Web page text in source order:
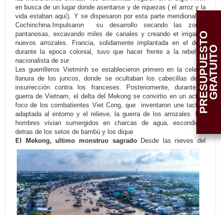
en busca de un lugar donde asentarse y de riquezas ( el arroz y la
vida estaban aquí). Y se dispesaron por esta parte meridional de
Cochinchina.Impulsaron su desarrollo secando las zonas
pantanosas, excavando miles de canales y creando et irrigando
nuevos arrozales. Francia, solidamente implantada en el delta
durante la epoca colonial, tuvo que hacer frente a la rebellion
nacionalista de sur
Les guerrilleros Vietminh se establecieron primero en la celebre
llanura de los juncos, donde se ocultaban los cabecillas de la
insurrección contra los franceses. Posteriomente, durante la
guerra de Vietnam, el delta del Mekong se convirtio en un activo
foco de los combatientes Viet Cong, que inventaron une tactica
adaptada al entorno y el relieve, la guerra de los arrozales. Los
hombres vivian sumergidos en charcas de agua, escondidos
detras de los setos de bambú y los dique
El Mekong, ultimo monstruo sagrado Desde las nieves del
P
R
E
S
U
P
U
ES
T
O
G
R
A
T
U
I
TO